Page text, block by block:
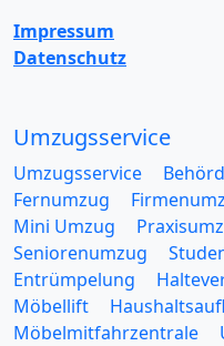
Impressum
Datenschutz
Umzugsservice
Umzugsservice
Fernumzug
Mini Umzug
Seniorenumzug
Entrümpelung
Möbellift
Möbelmitfahrzentrale